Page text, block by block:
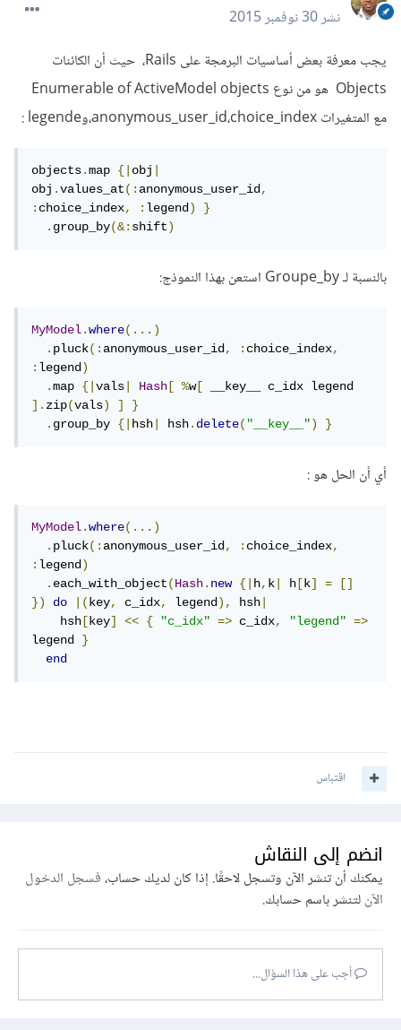
نشر30 نوفمبر 2015
يجب معرفة بعض أساسيات البرمجة على Rails، حيث أن الكائنات
Objects هو من نوع Enumerable of ActiveModel objects
مع المتغيرات anonymous_user_id،choice_index،وlegende :
objects.map {|obj
obj.values_at(:anonymous_user_id,
:choice_index, :legend)
}
.group_by(&:shift)
بالنسبة لـ Groupe_by استعن بهذا النموذج:
MyModel.where(...)
.pluck(:anonymous_user_id, :choice_index,
:legend)
.map {|vals Hash [ %w[
].zip(vals) ]
}
.group_by {|hsh hsh.delete("__key__") }
أي أن الحل هو :
MyModel.where(...)
.pluck(:anonymous_user_id, :choice_index,
:legend)
.each_with_object(Hash.new {|h,k h [k] =
[]
})
do |(key, c_idx, legend), hsh
    hsh
[key] << { "c_idx" => c_idx, "legend"
=>
legend }
end
اقتباس
انضم إلى النقاش
يمكنك أن تنشر الآن وتسجل لاحقًا. إذا كان لديك حساب،فسجل الدخول
الآنلتنشر باسم حسابك.
أجب على هذا السؤال...